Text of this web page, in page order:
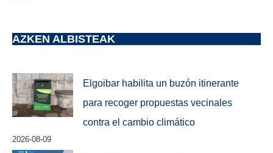
AZKEN ALBISTEAK
Elgoibar habilita un buzón itinerante
para recoger propuestas vecinales
contra el cambio climático
2026-08-09